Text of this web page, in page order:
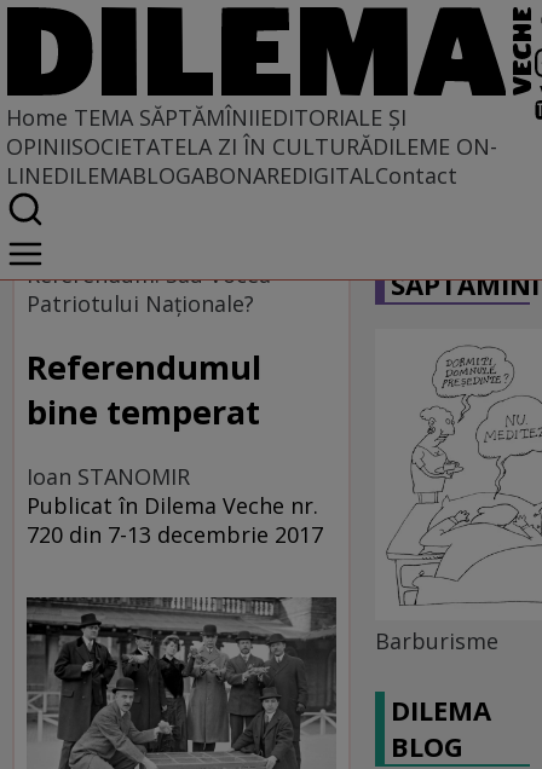
Home TEMA SĂPTĂMÎNIIEDITORIALE ȘI
OPINIISOCIETATELA ZI ÎN CULTURĂDILEME ON-
LINEDILEMABLOGABONAREDIGITALContact
Home
Tema săptămînii
Referendum. Sau Vocea
Patriotului Naţionale?
Referendumul
bine temperat
Ioan STANOMIR
Publicat în Dilema Veche nr.
720 din 7-13 decembrie 2017
Barburisme
DILEMA
BLOG